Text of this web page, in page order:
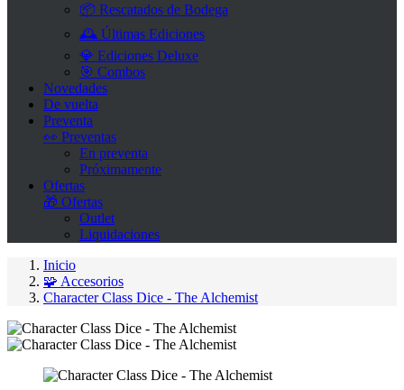
📦 Rescatados de Bodega
🕰 Últimas Ediciones
💎 Ediciones Deluxe
🎯 Combos
Novedades
De vuelta
Preventa
👀 Preventas
En preventa
Próximamente
Ofertas
🎁 Ofertas
Outlet
Liquidaciones
Inicio
🧩 Accesorios
Character Class Dice - The Alchemist